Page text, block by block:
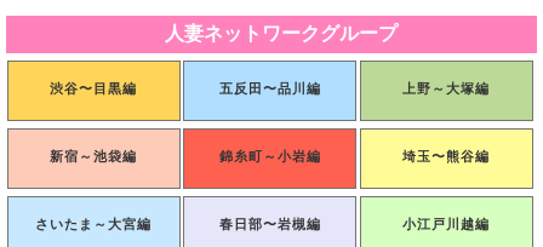
人妻ネットワークグループ
渋谷〜目黒編 五反田〜品川編 上野～大塚編
新宿～池袋編 錦糸町～小岩編 埼玉〜熊谷編
さいたま～大宮編 春日部〜岩槻編 小江戸川越編